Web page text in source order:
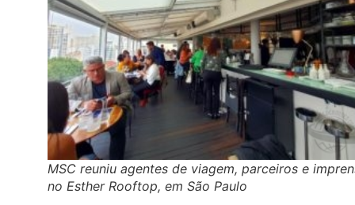
MSC reuniu agentes de viagem, parceiros e
no Esther Rooftop, em São Paulo